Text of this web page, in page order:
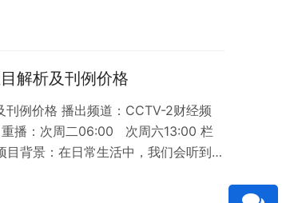
端商务人群的午间财经资讯盛宴汇聚
…解析及刊例价格
例价格 播出频道：CCTV-2财经频
：次周二06:00 次周六13:00 栏
背景：在日常生活中，我们会听到各
传言，真假莫辩，不堪甚忧。在此背